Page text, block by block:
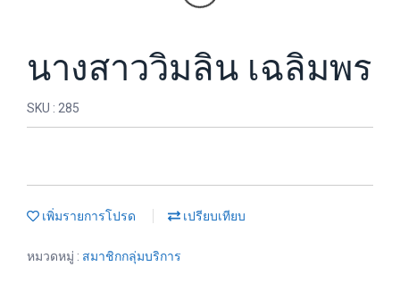
นางสาววิมลิน เฉลิมพร
SKU : 285
เพิ่มรายการโปรด เปรียบเทียบ
หมวดหมู่ : สมาชิกกลุ่มบริการ